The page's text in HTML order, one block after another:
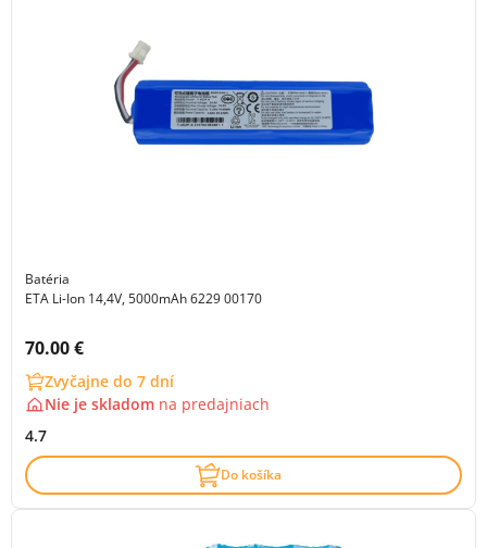
Batéria
ETA Li-Ion 14,4V, 5000mAh 6229 00170
Cena s DPH:
70.00 €
Zvyčajne do 7 dní
Nie je skladom na predajniach
4.7
Do košíka